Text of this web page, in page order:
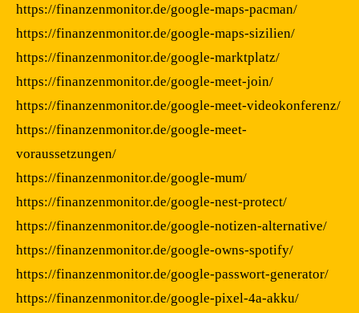
https://finanzenmonitor.de/google-maps-pacman/
https://finanzenmonitor.de/google-maps-sizilien/
https://finanzenmonitor.de/google-marktplatz/
https://finanzenmonitor.de/google-meet-join/
https://finanzenmonitor.de/google-meet-videokonferenz/
https://finanzenmonitor.de/google-meet-
voraussetzungen/
https://finanzenmonitor.de/google-mum/
https://finanzenmonitor.de/google-nest-protect/
https://finanzenmonitor.de/google-notizen-alternative/
https://finanzenmonitor.de/google-owns-spotify/
https://finanzenmonitor.de/google-passwort-generator/
https://finanzenmonitor.de/google-pixel-4a-akku/